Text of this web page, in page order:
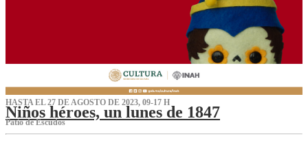
HASTA EL 27 DE AGOSTO DE 2023, 09-17 H
Niños héroes, un lunes de 1847
Patio de Escudos